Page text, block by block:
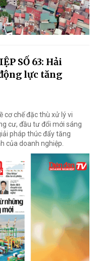
SỐ 63: Hải
lực tăng
cơ chế đặc thù xử lý vi
cư, đầu tư đổi mới sáng
pháp thúc đẩy tăng
của doanh nghiệp.